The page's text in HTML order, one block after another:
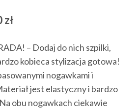
zł.
zł
wynosi:
69.00 zł.
– Dodaj do nich szpilki,
kobieca stylizacja gotowa!
nogawkami i
jest elastyczny i bardzo
obu nogawkach ciekawie